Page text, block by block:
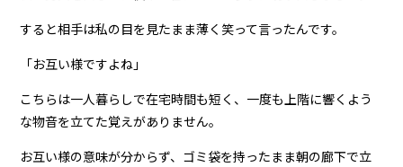
すると相手は私の目を見たまま薄く笑って言ったんです。
「お互い様ですよね」
こちらは一人暮らしで在宅時間も短く、一度も上階に響くよう
な物音を立てた覚えがありません。
お互い様の意味が分からず、ゴミ袋を持ったまま朝の廊下で立